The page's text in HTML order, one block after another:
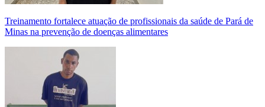
Treinamento fortalece atuação de profissionais da saúde de Pará de
Minas na prevenção de doenças alimentares